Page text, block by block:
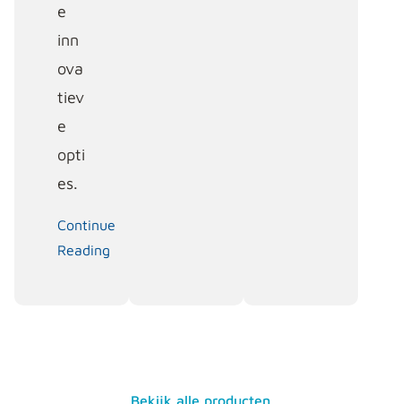
e
inn
ova
tiev
e
opti
es.
Continue
Reading
Bekijk alle producten